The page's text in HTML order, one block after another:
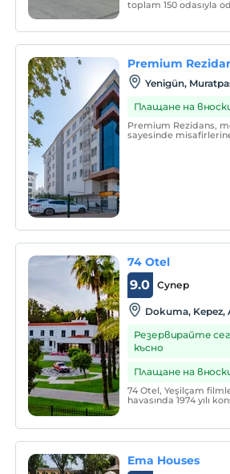
toplam 150 odasıyla
Premium
Yenigün,
Плащане на
Premium Rezidans,
sayesinde
74 Otel
Супер
9.0
Dokuma, Kepez,
Резервирайте
късно
Плащане на
74 Otel, Yeşilçam
havasında 1974 yılı
Ema Houses